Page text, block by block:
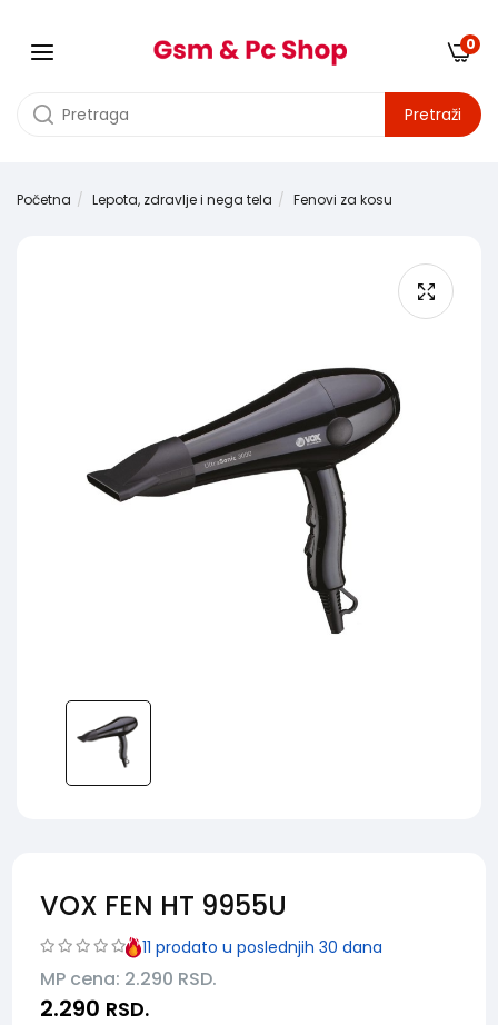
Pretraži
0
Početna Lepota, zdravlje i nega tela Fenovi za kosu
VOX FEN HT 9955U
11 prodato u poslednjih 30 dana
MP cena: 2.290 RSD.
2.290 RSD.